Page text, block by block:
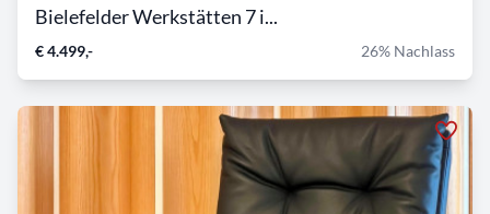
Bielefelder Werkstätten 7 i...
€ 4.499,- 26% Nachlass